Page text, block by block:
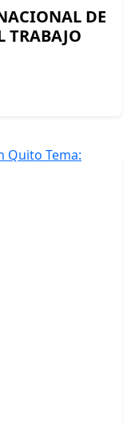
DE
TRABAJO